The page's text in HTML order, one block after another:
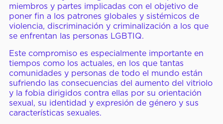
miembros y partes implicadas con el objetivo de
poner fin a los patrones globales y sistémicos de
violencia, discriminación y criminalización a los que
se enfrentan las personas LGBTIQ.
Este compromiso es especialmente importante en
tiempos como los actuales, en los que tantas
comunidades y personas de todo el mundo están
sufriendo las consecuencias del aumento del vitriolo
y la fobia dirigidos contra ellas por su orientación
sexual, su identidad y expresión de género y sus
características sexuales.